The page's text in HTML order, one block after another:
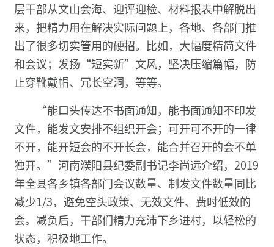
层干部从文山会海、迎评迎检、材料报表中解脱出
来，把精力用在解决实际问题上，各地、各部门推
出了很多切实管用的硬招。比如，大幅度精简文件
和会议；发扬“短实新”文风，坚决压缩篇幅，防
止穿靴戴帽、冗长空洞，等等。
“能口头传达不书面通知，能书面通知不印发
文件，能发文安排不组织开会；可开可不开的一律
不开，能开短会的不开长会，能合并召开的会不单
独开。”河南濮阳县纪委副书记李尚远介绍，2019
年全县各乡镇各部门会议数量、制发文件数量同比
减少1/3，避免空头政策、无效文件、费时低效的
会。减负后，干部们精力充沛下乡进村，以轻松的
状态，积极地工作。